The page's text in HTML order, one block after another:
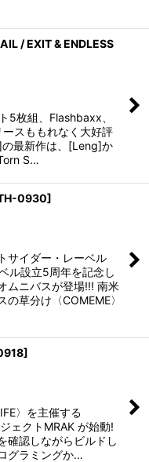
/ EXIT & ENDLESS
5枚組、Flashbaxx、
スももれなく大好評
最新作は、[Leng]か
S…
0930]
サイダー・レーベル
ル設立5周年を記念し
ムニバスが登場!!! 南米
草分け〈COMEME〉
]
〉を主催する
ェクトMRAK が始動!
確認しながらビルドし
グラミングか…